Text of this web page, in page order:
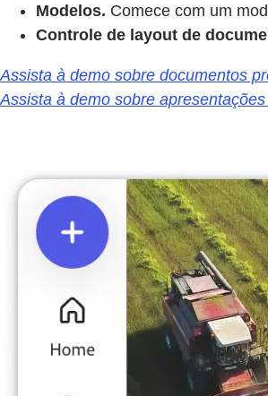
Modelos. Comece com um
Controle de layout de
Assista à demo sobre documentos
Assista à demo sobre